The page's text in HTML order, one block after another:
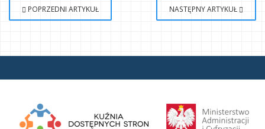
POPRZEDNI ARTYKUŁ NASTĘPNY ARTYKUŁ